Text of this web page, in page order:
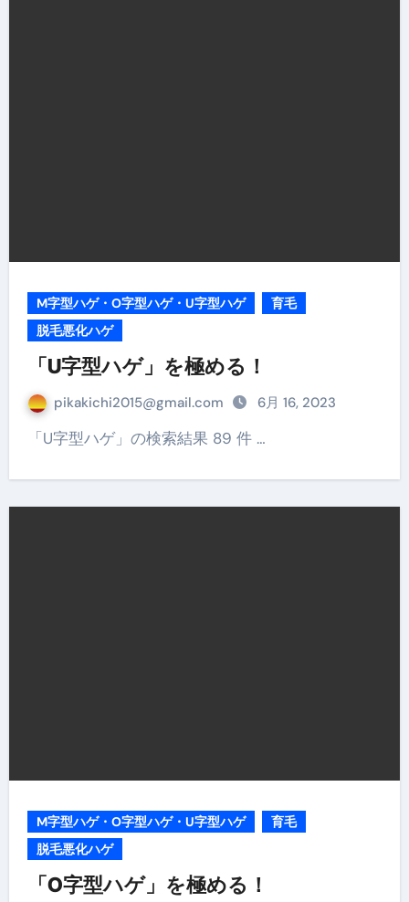
M字型ハゲ・O字型ハゲ・U字型ハゲ
育毛
脱毛悪化ハゲ
「U字型ハゲ」を極める！
pikakichi2015@gmail.com 6月 16, 2023
「U字型ハゲ」の検索結果 89 件 …
M字型ハゲ・O字型ハゲ・U字型ハゲ
育毛
脱毛悪化ハゲ
「O字型ハゲ」を極める！